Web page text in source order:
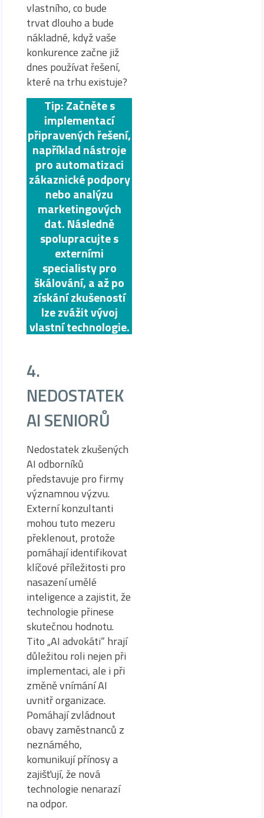
vlastního, co bude
trvat dlouho a bude
nákladné, když vaše
konkurence začne již
dnes používat řešení,
které na trhu existuje?
Tip: Začněte s
implementací
připravených řešení,
například nástroje
pro automatizaci
zákaznické podpory
nebo analýzu
marketingových
dat. Následně
spolupracujte s
externími
specialisty pro
škálování, a až po
získání zkušeností
lze zvážit vývoj
vlastní technologie.
4.
NEDOSTATEK
AI SENIORŮ
Nedostatek zkušených
AI odborníků
představuje pro firmy
významnou výzvu.
Externí konzultanti
mohou tuto mezeru
překlenout, protože
pomáhají identifikovat
klíčové příležitosti pro
nasazení umělé
inteligence a zajistit, že
technologie přinese
skutečnou hodnotu.
Tito „AI advokáti“ hrají
důležitou roli nejen při
implementaci, ale i při
změně vnímání AI
uvnitř organizace.
Pomáhají zvládnout
obavy zaměstnanců z
neznámého,
komunikují přínosy a
zajišťují, že nová
technologie nenarazí
na odpor.